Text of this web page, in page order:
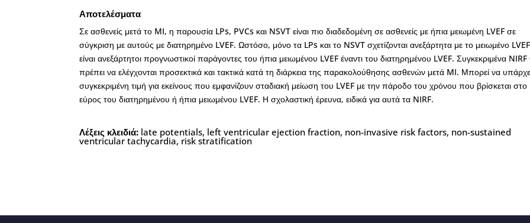
Αποτελέσματα
Σε ασθενείς μετά το MI, η παρουσία LPs, PVCs και NSVT είναι πιο διαδεδομένη σε ασθενείς με ήπια μειωμένη LVEF σε
σύγκριση με αυτούς με διατηρημένο LVEF. Ωστόσο, μόνο τα LPs και το NSVT σχετίζονται ανεξάρτητα με το μειωμένο
είναι ανεξάρτητοι προγνωστικοί παράγοντες του ήπια μειωμένου LVEF έναντι του διατηρημένου LVEF. Συγκεκριμένα
πρέπει να ελέγχονται προσεκτικά και τακτικά κατά τη διάρκεια της παρακολούθησης ασθενών μετά MI. Μπορεί να
συγκεκριμένη τιμή για εκείνους που εμφανίζουν σταδιακή μείωση του LVEF με την πάροδο του χρόνου που βρίσκεται στο
εύρος του διατηρημένου ή ήπια μειωμένου LVEF. Η σχολαστική έρευνα, ειδικά για αυτά τα NIRF.
Λέξεις κλειδιά: late potentials, left ventricular ejection fraction, non-invasive risk factors, non-sustained
ventricular tachycardia, risk stratification